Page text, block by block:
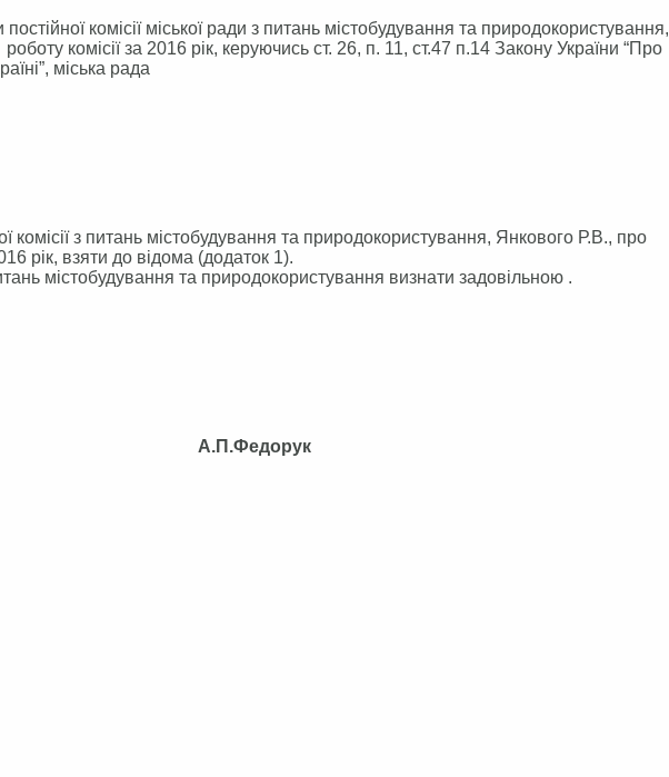
комісії міської ради з питань містобудування та природокористування,
комісії за 2016 рік, керуючись ст. 26, п. 11, ст.47 п.14 Закону України “Про
міська рада
комісії з питань містобудування та природокористування, Янкового Р.В., про
рік, взяти до відома (додаток 1).
містобудування та природокористування визнати задовільною .
А.П.Федорук